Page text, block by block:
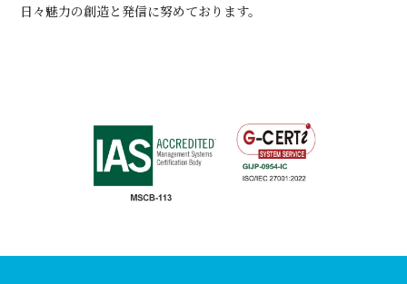
日々魅力の創造と発信に努めております。